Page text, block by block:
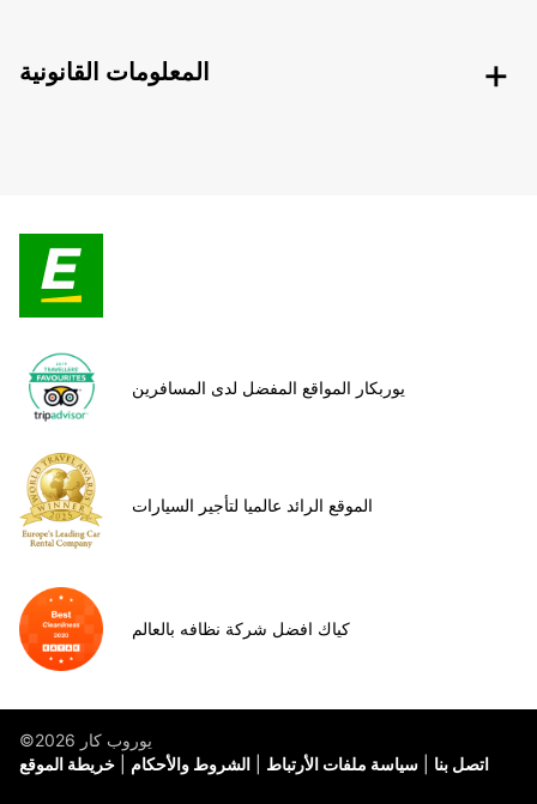
المعلومات القانونية
يوربكار المواقع المفضل لدى المسافرين
الموقع الرائد عالميا لتأجير السيارات
كياك افضل شركة نظافه بالعالم
©يوروب كار 2026
خريطة الموقع
الشروط والأحكام سياسة ملفات الأرتباط اتصل بنا